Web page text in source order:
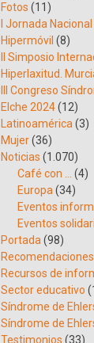
Fotos (11)
I Jornada
Hipermóvil (8)
II Simposio
Hiperlaxitud.
III Congreso
Elche 2024(12)
Latinoamérica (3)
Mujer(36)
Noticias (1.070)
Café con …
(4)
Europa (34)
Eventos
Eventos
Portada (98)
Recursos de
Sector educativo
Síndrome de
Síndrome de
Testimonios (33)